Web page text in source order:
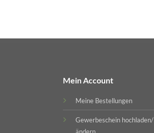
Mein Account
Meine Bestellungen
Gewerbeschein hochladen/
ändern